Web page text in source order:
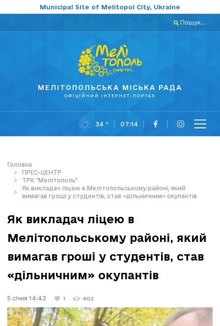
Municipal Site of Melitopol City, Ukraine
Пошук...
МЕЛІТОПОЛЬСЬКА МІСЬКА РАДА
ОФІЦІЙНИЙ ІНТЕРНЕТ-ПОРТАЛ
34 ° 07:14
Головна
ПРЕС-ЦЕНТР
ТРК "Мелітополь"
Як викладач ліцею в Мелітопольському районі, який
вимагав гроші у студентів, став «дільничним» окупантів
Як викладач ліцею в
Мелітопольському районі, який
вимагав гроші у студентів, став
«дільничним» окупантів
5 січня 14:42 1 402